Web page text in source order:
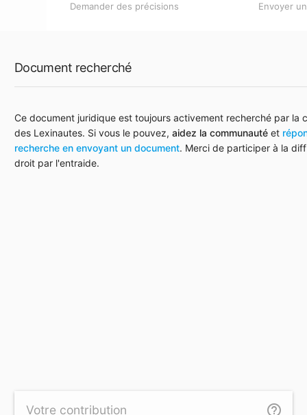
Demander des précisions Envoyer
Document recherché
Ce document juridique est toujours activement recherché par la
des Lexinautes. Si vous le pouvez, aidez la communauté et
recherche en envoyant un document. Merci de participer à la
droit par l'entraide.
Votre contribution help_outline